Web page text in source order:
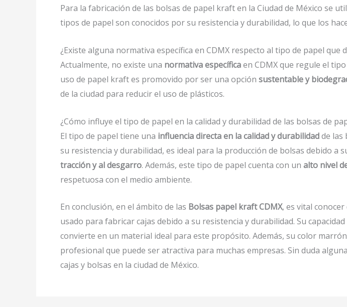
Para la fabricación de las bolsas de papel kraft en la Ciudad de México se
tipos de papel son conocidos por su resistencia y durabilidad, lo que los
¿Existe alguna normativa específica en CDMX respecto al tipo de papel
Actualmente, no existe una normativa específicaen CDMX que regule el
uso de papel kraft es promovido por ser una opción sustentable y
de la ciudad para reducir el uso de plásticos.
¿Cómo influye el tipo de papel en la calidad y durabilidad de las bolsas de
El tipo de papel tiene una influencia directa en la calidad y durabilidadde las
su resistencia y durabilidad, es ideal para la producción de bolsas debido a
tracción y al desgarro. Además, este tipo de papel cuenta con un alto nivel
respetuosa con el medio ambiente.
En conclusión, en el ámbito de las Bolsas papel kraft CDMX, es vital
usado para fabricar cajas debido a su resistencia y durabilidad. Su
convierte en un material ideal para este propósito. Además, su color
profesional que puede ser atractiva para muchas empresas. Sin duda
cajas y bolsas en la ciudad de México.